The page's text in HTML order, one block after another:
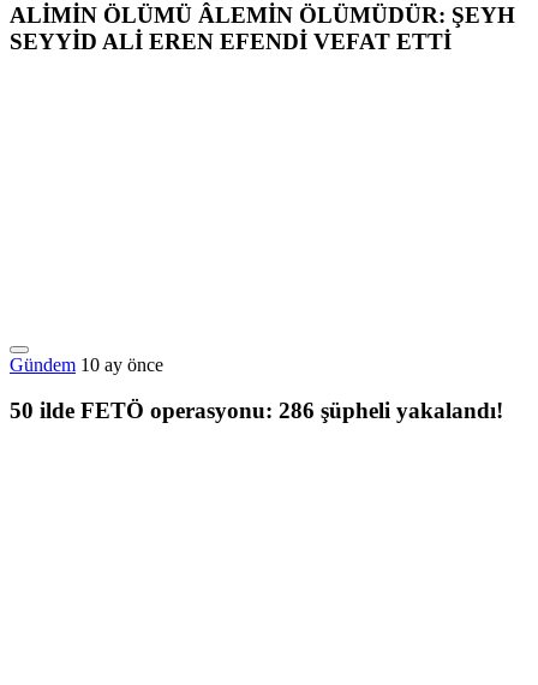
ALİMİN ÖLÜMÜ ÂLEMİN ÖLÜMÜDÜR: ŞEYH
SEYYİD ALİ EREN EFENDİ VEFAT ETTİ
Gündem 10 ay önce
50 ilde FETÖ operasyonu: 286 şüpheli yakalandı!